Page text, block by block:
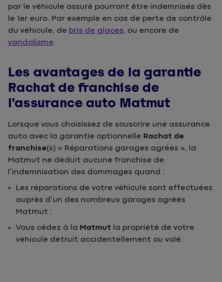
par le véhicule assuré pourront être indemnisés dès
le 1er euro. Par exemple en cas de perte de contrôle
du véhicule, de bris de glaces, ou encore de
vandalisme.
Les avantages de la garantie
Rachat de franchise de
l’assurance auto Matmut
Lorsque vous choisissez de souscrire une assurance
auto avec la garantie optionnelle Rachat de
franchise(s) « Réparations garages agréés », la
Matmut ne déduit aucune franchise de
l’indemnisation des dommages quand :
Les réparations de votre véhicule sont effectuées
auprès d’un des nombreux garages agréés
Matmut ;
Vous cédez à la Matmut la propriété de votre
véhicule détruit accidentellement ou volé.